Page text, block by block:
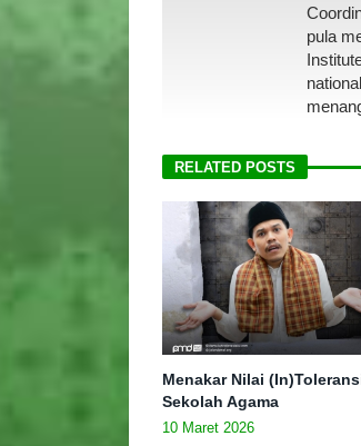
pula
RELATED POSTS
Menakar Nilai
Sekolah Agama
10 Maret 2026